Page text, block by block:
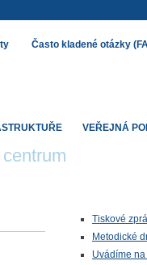
Tiskové
Metodické
Uvádíme
VEŘEJNÁ
Často kladené otázky